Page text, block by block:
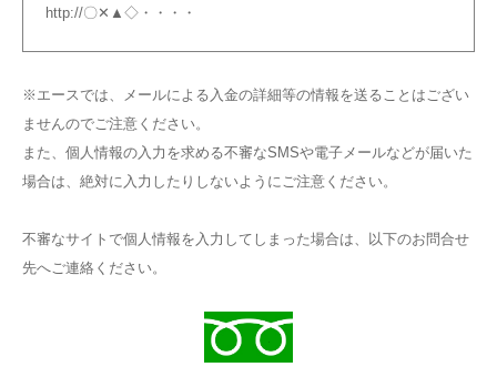
http://〇✕▲◇・・・・
※エースでは、メールによる入金の詳細等の情報を送ることはござい
ませんのでご注意ください。
また、個人情報の入力を求める不審なSMSや電子メールなどが届いた
場合は、絶対に入力したりしないようにご注意ください。
不審なサイトで個人情報を入力してしまった場合は、以下のお問合せ
先へご連絡ください。